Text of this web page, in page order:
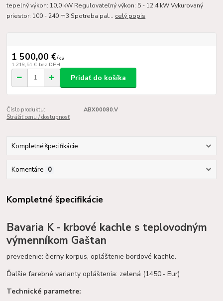
tepelný výkon: 10,0 kW Regulovateľný výkon: 5 - 12,4 kW Vykurovaný
priestor: 100 - 240 m3 Spotreba pal... celý popis
1 500,00 €/ks
1 219,51 € bez DPH
Pridať do košíka
Číslo produktu:
ABX00080.V
Strážiť cenu / dostupnosť
Kompletné špecifikácie
Komentáre 0
Kompletné špecifikácie
Bavaria K - krbové kachle s teplovodným
výmenníkom Gaštan
prevedenie: čierny korpus, opláštenie bordové kachle.
Ďalšie farebné varianty opláštenia: zelená (1450.- Eur)
Technické parametre: